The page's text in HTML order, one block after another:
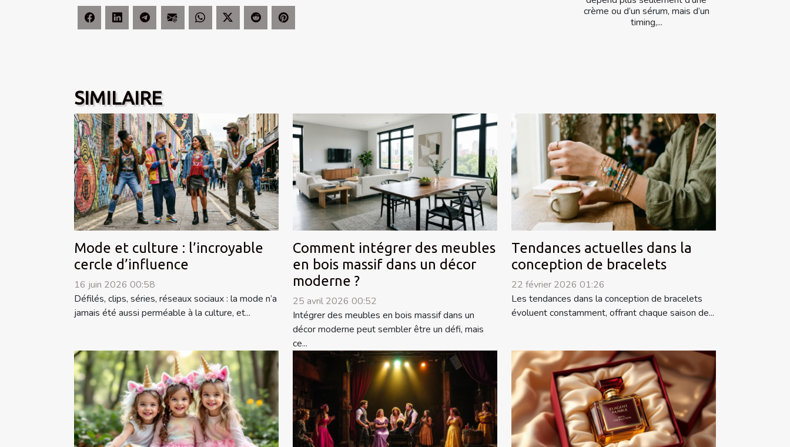
crème ou d’un sérum, mais d’un
timing,...
SIMILAIRE
Mode et culture : l’incroyable
cercle d’influence
16 juin 2026 00:58
Défilés, clips, séries, réseaux sociaux : la mode n’a
jamais été aussi perméable à la culture, et...
Comment intégrer des meubles
en bois massif dans un décor
moderne ?
25 avril 2026 00:52
Intégrer des meubles en bois massif dans un
décor moderne peut sembler être un défi, mais
ce...
Tendances actuelles dans la
conception de bracelets
22 février 2026 01:26
Les tendances dans la conception de bracelets
évoluent constamment, offrant chaque saison de...